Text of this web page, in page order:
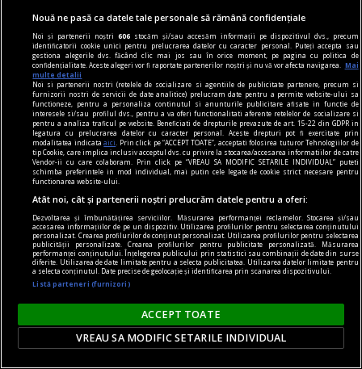
Dragă Domnule Cioran,
Pe vremuri, m-ați fi vrut arestat; acum, trebuie
să-mi acceptați o „distanță ironică de destinul
nostru”. Vai, lumea merge înainte cu „semi-
idealuri”!
noile fanatisme
Nouă ne pasă ca datele tale personale să rămână confidențiale
Noi și partenerii noștri606 stocăm și/sau accesăm informații pe dispozitivul dvs., precum
identificatorii cookie unici pentru prelucrarea datelor cu caracter personal. Puteți accepta sau
gestiona alegerile dvs. făcând clic mai jos sau în orice moment, pe pagina cu politica de
confidențialitate. Aceste alegeri vor fi raportate partenerilor noștri și nu vă vor afecta navigarea.
Mai
multe detalii
Noi si partenerii nostri (retelele de socializare si agentiile de publicitate partenere, precum si
furnizorii nostri de servicii de date analitice) prelucram date pentru a permite website-ului sa
functioneze, pentru a personaliza continutul si anunturile publicitare afisate in functie de
interesele si/sau profilul dvs., pentru a va oferi functionalitati aferente retelelor de socializare si
pentru a analiza traficul pe website. Beneficiati de drepturile prevazute de art. 15-22 din GDPR in
legatura cu prelucrarea datelor cu caracter personal. Aceste drepturi pot fi exercitate prin
modalitatea indicataaici
. Prin click pe “ACCEPT TOATE”, acceptati folosirea tuturor Tehnologiilor de
tip Cookie, care implica inclusiv acceptul dvs. cu privire la stocarea/accesarea informatiilor de catre
Vendor-ii cu care colaboram. Prin click pe “VREAU SA MODIFIC SETARILE INDIVIDUAL” puteti
schimba preferintele in mod individual, mai putin cele legate de cookie strict necesare pentru
functionarea website-ului.
Atât noi, cât și partenerii noștri prelucrăm datele pentru a oferi:
Dezvoltarea și îmbunătățirea serviciilor. Măsurarea performanței reclamelor. Stocarea și/sau
accesarea informațiilor de pe un dispozitiv. Utilizarea profilurilor pentru selectarea conținutului
personalizat. Crearea profilurilor de conținut personalizat. Utilizarea profilurilor pentru selectarea
publicității personalizate. Crearea profilurilor pentru publicitate personalizată. Măsurarea
performanței conținutului. Înțelegerea publicului prin statistici sau combinații de date din surse
diferite. Utilizarea de date limitate pentru a selecta publicitatea. Utilizarea datelor limitate pentru
a selecta conținutul. Date precise de geolocație și identificarea prin scanarea dispozitivului.
Listă parteneri (furnizori)
ACCEPT TOATE
VREAU SA MODIFIC SETARILE INDIVIDUAL